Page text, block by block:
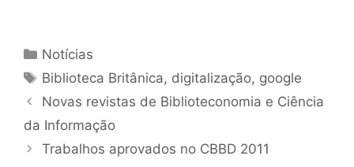
Categorias
Notícias
Tags
Biblioteca Britânica, digitalização, google
Novas revistas de Biblioteconomia e Ciência
da Informação
Trabalhos aprovados no CBBD 2011